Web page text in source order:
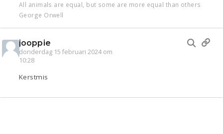
All animals are equal, but some are more equal than others
George Orwell
jooppie
donderdag 15 februari 2024 om
10:28
Kerstmis